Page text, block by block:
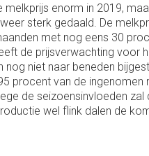
melkprijs enorm in 2019,
sterk gedaald. De
met nog eens 30
de prijsverwachting voor
nog niet naar beneden
procent van de ingenomen
de seizoensinvloeden zal
wel flink dalen de